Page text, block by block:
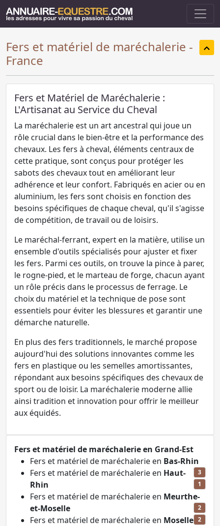
Fers et matériel de maréchalerie -
France
Fers et Matériel de Maréchalerie :
L'Artisanat au Service du Cheval
La maréchalerie est un art ancestral qui joue un
rôle crucial dans le bien-être et la performance des
chevaux. Les fers à cheval, éléments centraux de
cette pratique, sont conçus pour protéger les
sabots des chevaux tout en améliorant leur
adhérence et leur confort. Fabriqués en acier ou en
aluminium, les fers sont choisis en fonction des
besoins spécifiques de chaque cheval, qu'il s'agisse
de compétition, de travail ou de loisirs.
Le maréchal-ferrant, expert en la matière, utilise un
ensemble d'outils spécialisés pour ajuster et fixer
les fers. Parmi ces outils, on trouve la pince à parer,
le rogne-pied, et le marteau de forge, chacun ayant
un rôle précis dans le processus de ferrage. Le
choix du matériel et la technique de pose sont
essentiels pour éviter les blessures et garantir une
démarche naturelle.
En plus des fers traditionnels, le marché propose
aujourd'hui des solutions innovantes comme les
fers en plastique ou les semelles amortissantes,
répondant aux besoins spécifiques des chevaux de
sport ou de loisir. La maréchalerie moderne allie
ainsi tradition et innovation pour offrir le meilleur
aux équidés.
Fers et matériel de maréchalerie en Grand-Est
Fers et matériel de maréchalerie en Bas-Rhin
3
Fers et matériel de maréchalerie en Haut-
Rhin
1
Fers et matériel de maréchalerie en Meurthe-
et-Moselle
2
Fers et matériel de maréchalerie en Moselle 2